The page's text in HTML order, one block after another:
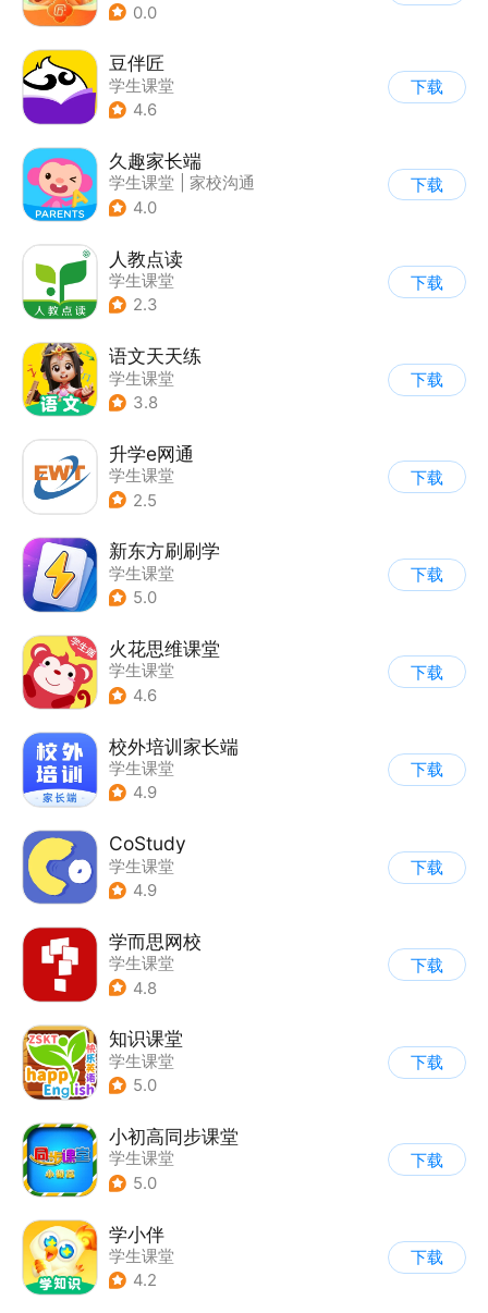
0.0
豆伴匠
学生课堂
4.6
下载
久趣家长端
学生课堂
家校沟通
4.0
下载
人教点读
学生课堂
2.3
下载
语文天天练
学生课堂
3.8
下载
升学e网通
学生课堂
2.5
下载
新东方刷刷学
学生课堂
5.0
下载
火花思维课堂
学生课堂
4.6
下载
校外培训家长端
学生课堂
4.9
下载
CoStudy
学生课堂
4.9
下载
学而思网校
学生课堂
4.8
下载
知识课堂
学生课堂
5.0
下载
小初高同步课堂
学生课堂
5.0
下载
学小伴
学生课堂
4.2
下载